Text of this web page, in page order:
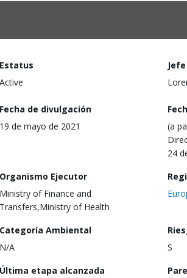
Estatus
Active
Fecha de divulgación
19 de mayo de 2021
(a
24
Organismo Ejecutor
Ministry of Finance and
Transfers,Ministry of Health
Categoría Ambiental
N/A
S
Última etapa alcanzada